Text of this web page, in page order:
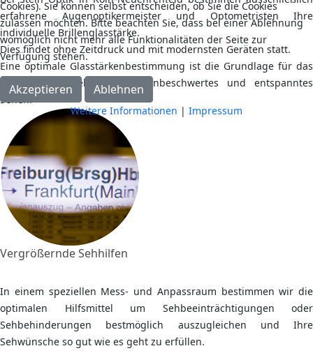
erfahrene Augenoptikermeister und Optometristen Ihre
individuelle Brillenglasstärke.
Dies findet ohne Zeitdruck und mit modernsten Geräten statt.
Eine optimale Glasstärkenbestimmung ist die Grundlage für das
perfekte Seherlebnis sowie unbeschwertes und entspanntes
Sehen.
Vergrößernde Sehhilfen
In einem speziellen Mess- und Anpassraum bestimmen wir die
optimalen Hilfsmittel um Sehbeeinträchtigungen oder
Sehbehinderungen bestmöglich auszugleichen und Ihre
Sehwünsche so gut wie es geht zu erfüllen.
Cookies). Sie können selbst entscheiden, ob Sie die Cookies
zulassen möchten. Bitte beachten Sie, dass bei einer Ablehnung
womöglich nicht mehr alle Funktionalitäten der Seite zur
Verfügung stehen.
Akzeptieren Ablehnen
Weitere Informationen | Impressum